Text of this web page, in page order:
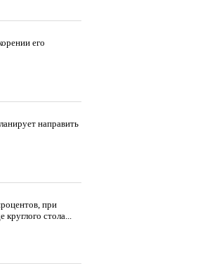
его
направить
при
стола...